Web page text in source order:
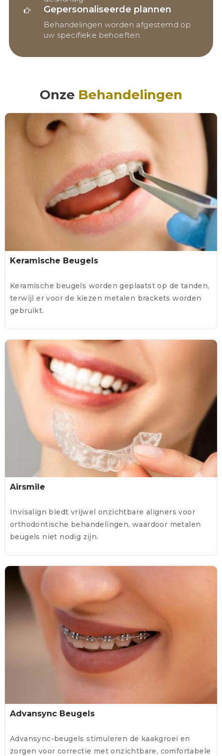
Gepersonaliseerde plannen
Behandelingen worden afgestemd op
uw specifieke behoeften.
Onze Behandelingen
Keramische Beugels
Keramische beugels worden geplaatst op de tanden,
terwijl er voor de kiezen metalen brackets worden
gebruikt.
Airsmile
Invisalign biedt vrijwel onzichtbare aligners voor
orthodontische behandelingen, waardoor metalen
beugels niet nodig zijn.
Advansync Beugels
Advansync-beugels stimuleren de kaakgroei en
zorgen voor correctie met onzichtbare, comfortabele